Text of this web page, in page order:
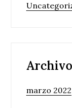
marzo 2022